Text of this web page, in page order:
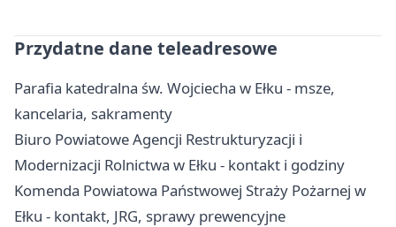
Przydatne dane teleadresowe
Parafia katedralna św. Wojciecha w Ełku - msze,
kancelaria, sakramenty
Biuro Powiatowe Agencji Restrukturyzacji i
Modernizacji Rolnictwa w Ełku - kontakt i godziny
Komenda Powiatowa Państwowej Straży Pożarnej w
Ełku - kontakt, JRG, sprawy prewencyjne